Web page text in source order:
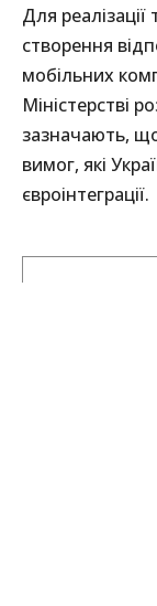
Для
створення
мобільних
Міністерстві
зазначають,
вимог, які
євроінтеграції.